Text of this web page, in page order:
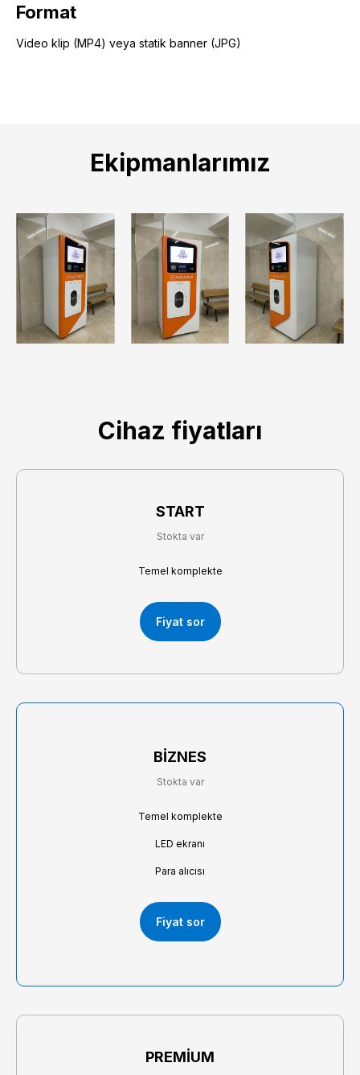
Format
Video klip (MP4) veya statik banner (JPG)
Ekipmanlarımız
Cihaz fiyatları
START
Stokta var
Temel komplekte
Fiyat sor
BİZNES
Stokta var
Temel komplekte
LED ekranı
Para alıcısı
Fiyat sor
PREMİUM